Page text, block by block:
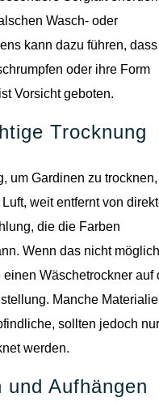
Wasch- oder
kann dazu führen, dass
oder ihre Form
Vorsicht geboten.
Trocknung
um Gardinen zu
weit entfernt von
die die Farben
Wenn das nicht
Wäschetrockner auf
Manche
sollten jedoch
werden.
und Aufhängen